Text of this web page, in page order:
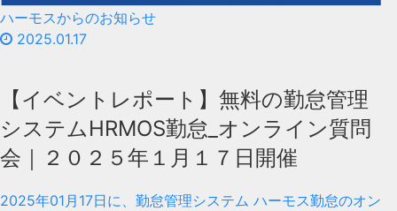
ハーモスからのお知らせ
2025.01.17
【イベントレポート】無料の勤怠管理
システムHRMOS勤怠_オンライン質問
会｜２０２５年１月１７日開催
2025年01月17日に、勤怠管理システム ハーモス勤怠のオン